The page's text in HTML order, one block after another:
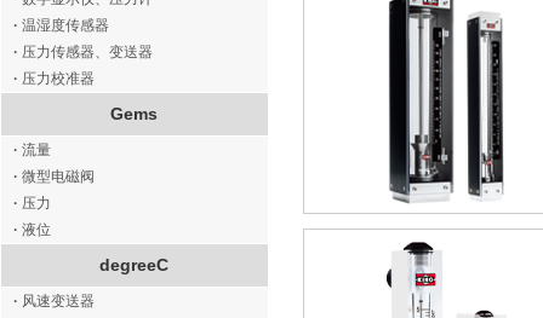
· 温湿度传感器
· 压力传感器、变送器
· 压力校准器
Gems
· 流量
· 微型电磁阀
· 压力
· 液位
degreeC
· 风速变送器